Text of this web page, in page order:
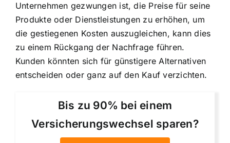
Unternehmen gezwungen ist, die Preise für seine
Produkte oder Dienstleistungen zu erhöhen, um
die gestiegenen Kosten auszugleichen, kann dies
zu einem Rückgang der Nachfrage führen.
Kunden könnten sich für günstigere Alternativen
entscheiden oder ganz auf den Kauf verzichten.
Bis zu 90% bei einem
Versicherungswechsel sparen?